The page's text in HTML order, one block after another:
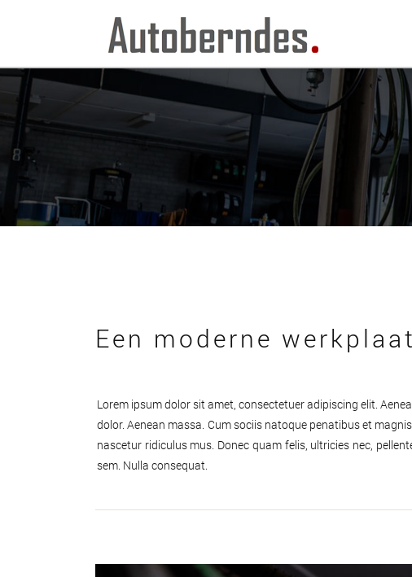
Een moderne
Lorem ipsum dolor sit amet, consectetuer adipiscing elit.
dolor. Aenean massa. Cum sociis natoque penatibus et
nascetur ridiculus mus. Donec quam felis, ultricies nec,
sem. Nulla consequat.